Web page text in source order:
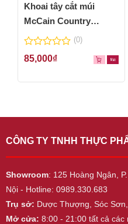
Khoai tây cắt múi
McCain Country
Wedges 600g
0
out
5
(0)
85,000₫
CÔNG TY TNHH THỰC
Showroom: 125 Hoàng Ngân,
Nội - Hotline: 0989.330.683
Trụ sở: Dược Thượng, Sóc
Mở cửa: 8:00 - 21:00 tất cả các